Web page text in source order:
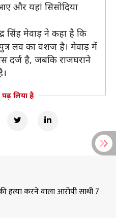
और यहां सिसोदिया
सिंह मेवाड़ ने कहा है कि
पुत्र लव का वंशज है। मेवाड़ में
दर्ज है, जबकि राजघराने
लिया है
हत्या करने वाला आरोपी साथी 7